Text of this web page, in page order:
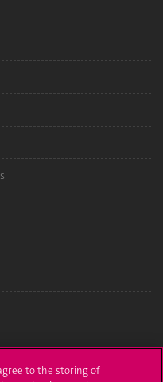
agree to the storing of